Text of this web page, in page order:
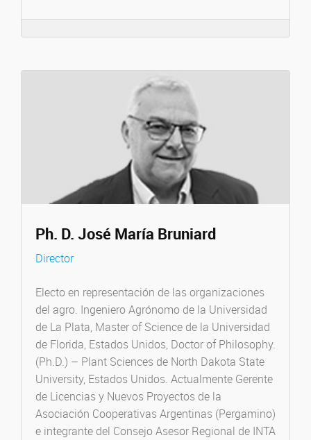
Ph. D. José María Bruniard
Director
Electo en representación de las organizaciones
del agro. Ingeniero Agrónomo de la Universidad
de La Plata, Master of Science de la Universidad
de Florida, Estados Unidos, Doctor of Philosophy.
(Ph.D.) – Plant Sciences de North Dakota State
University, Estados Unidos. Actualmente Gerente
de Licencias y Nuevos Proyectos de la
Asociación Cooperativas Argentinas (Pergamino)
e integrante del Consejo Asesor Regional de INTA